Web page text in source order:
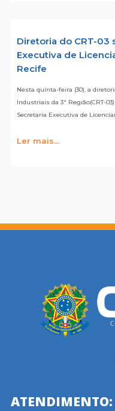
Diretoria do CRT-03
Executiva de
Recife
Nesta quinta-feira (30), a
Industriais da 3ª Região(CRT-
Secretaria Executiva de
Ler mais...
ATENDIMENTO: